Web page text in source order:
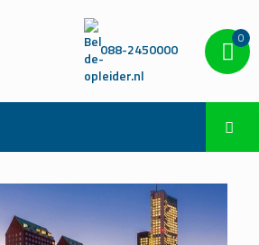
088-2450000
0